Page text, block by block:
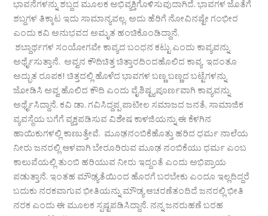
ಭಾವನೆಗಳನ್ನು ಶಬ್ದದ ಮೂಲಕ ಅಭಿವ್ಯಕ್ತಿಗೊಳಿಸುವುದಾಗಿದೆ. ಭಾವಗಳ ಜೊತೆಗೆ
ಶಬ್ದಗಳ ತಿಕ್ಕಾಟ ಇದು ಸಾಮಾನ್ಯವಲ್ಲ. ಅದು ಹೆರಿಗೆ ನೋವಿನಷ್ಟೇ ಗಂಭೀರ
ಎಂದು ಕವಿ ಅನುಭವದ ಅಮೃತ ಹಂಚಿಕೊಂಡಿದ್ದಾನೆ.
ಶಬ್ದಾರ್ಥಗಳ ಸಂಯೋಗವೇ ಕಾವ್ಯದ ಬಂಧನ ಕಟ್ಟು ಎಂದು ಕಾವ್ಯವನ್ನು
ಅರ್ಥೈಸುತ್ತಾನೆ. ಅವ್ವನ ಕೌದಿಚಿತ್ತ ಚಿತ್ತಾರದಿಂದಹೊಲಿದ ಕಾವ್ಯ ಇದಂತೂ
ಅದ್ಭುತ ರೂಪಕ! ಚಿತ್ತದಲ್ಲಿ ಹೊಳೆದ ಭಾವಗಳ ಬಣ್ಣ ಬಣ್ಣದ ಬಟ್ಟೆಗಳನ್ನು
ಜೋಡಿಸಿ ಅವ್ವ ಹೊಲಿದ ಕೌದಿ ಎಂದು ವೈಶಿಷ್ಟ್ಯಪೂರ್ಣವಾಗಿ ಕಾವ್ಯವನ್ನು
ಅರ್ಥೈಸಿದ್ದಾನೆ. ಕವಿ ಡಾ. ಗವಿಸಿದ್ದಪ್ಪ ಪಾಟೀಲ ಸಮಾಜದ ಜನತೆ, ಸಾಮಾಜಿಕ
ವ್ಯವಸ್ಥೆಯ ಬಗೆಗೆ ವ್ಯಕ್ತಪಡಿಸುವ ವಿಶೇಷ ಕಾಳಜಿಯನ್ನು ಈ ಕೆಳಗಿನ
ಹಾಯಿಕುಗಳಲ್ಲಿ ಕಾಣುತ್ತೇವೆ. ಮೂಢನಂಬಿಕೆಹೊತ್ತು ಹರಿದ ಧರ್ಮ ನಾಲೆಯ
ನೀರು ಜನರಲ್ಲಿ ಆಳವಾಗಿ ಬೇರೂರಿರುವ ಮೂಢ ನಂಬಿಕೆಯು ಧರ್ಮ ಎಂಬ
ಕಾಲುವೆಯಲ್ಲಿ ತುಂಬಿ ಹರಿಯುವ ನೀರು ಇದ್ದಂತೆ ಎಂದು ಅಭಿಪ್ರಾಯ
ಪಡುತ್ತಾನೆ. ಇಂತಹ ಮೌಢ್ಯತೆಯಿಂದ ಹೊರಗೆ ಬರಬೇಕು ಎಂದೂ ಇಲ್ಲದಿದ್ದರೆ
ಬದುಕು ನರಕವಾಗುವ ಭೀತಿಯನ್ನು ಮೌಡ್ಯ ಆಚರಣೆತಂದಿದೆ ಜನರಲ್ಲಿ ಭೀತಿ
ನರಕ ಎಂದು ಈ ಮೂಲಕ ಸ್ಪಷ್ಟಪಡಿಸಿದ್ದಾನೆ. ನನ್ನ ಜನರುಹಣೆ ಬರಹ